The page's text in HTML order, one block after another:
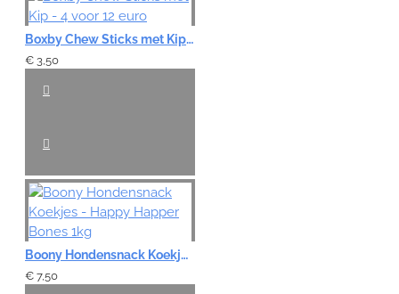
Boxby Chew Sticks met Kip - 4 voor 12 euro
€ 3,50
Boony Hondensnack Koekjes - Happy Happer Bones 1kg
€ 7,50